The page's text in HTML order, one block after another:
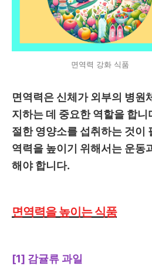
면역력 강화 식품
면역력은 신체가 외부의 병원
지하는 데 중요한 역할을 합니
절한 영양소를 섭취하는 것이
역력을 높이기 위해서는 운동
해야 합니다.
면역력을 높이는 식품
[1] 감귤류 과일